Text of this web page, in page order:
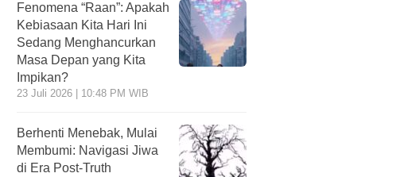
Fenomena “Raan”: Apakah
Kebiasaan Kita Hari Ini
Sedang Menghancurkan
Masa Depan yang Kita
Impikan?
23 Juli 2026 | 10:48 PM WIB
Berhenti Menebak, Mulai
Membumi: Navigasi Jiwa
di Era Post-Truth